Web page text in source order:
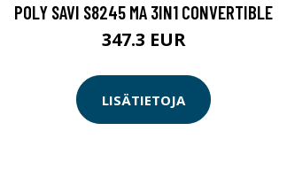
POLY SAVI S8245 MA 3IN1 CONVERTIBLE
347.3 EUR
LISÄTIETOJA